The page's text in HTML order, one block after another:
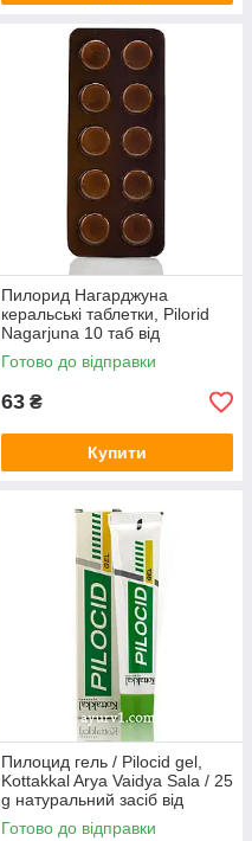
Пилорид Нагарджуна
керальські таблетки, Pilorid
Nagarjuna 10 таб від
геморою, від болю
Готово до відправки
63 ₴
Купити
Пилоцид гель / Pilocid gel,
Kottakkal Arya Vaidya Sala / 25
g натуральний засіб від
геморою
Готово до відправки